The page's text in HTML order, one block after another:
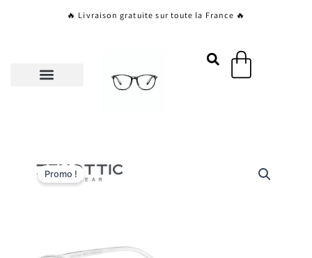
🔥 Livraison gratuite sur toute la France 🔥
Panier
Promo !